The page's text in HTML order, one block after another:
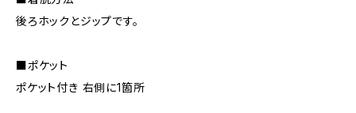
後ろホックとジップです。
■ポケット
ポケット付き 右側に1箇所